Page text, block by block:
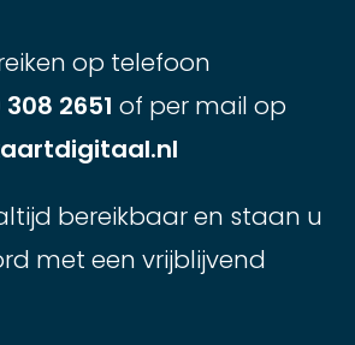
op telefoon
2651 of per mail op
bereikbaar en staan u
met een vrijblijvend